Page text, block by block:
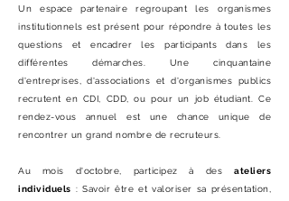
Un espace partenaire regroupant les organismes
institutionnels est présent pour répondre à toutes les
questions et encadrer les participants dans les
différentes démarches. Une cinquantaine
d'entreprises, d'associations et d'organismes publics
recrutent en CDI, CDD, ou pour un job étudiant. Ce
rendez-vous annuel est une chance unique de
rencontrer un grand nombre de recruteurs.
Au mois d'octobre, participez à des ateliers
individuels : Savoir être et valoriser sa présentation,